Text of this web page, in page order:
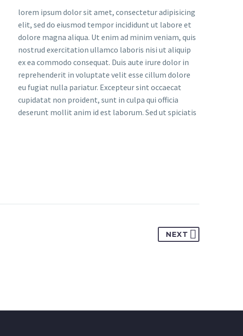
lorem ipsum dolor sit amet, consectetur adipisicing
elit, sed do eiusmod tempor incididunt ut labore et
dolore magna aliqua. Ut enim ad minim veniam, quis
nostrud exercitation ullamco laboris nisi ut aliquip
ex ea commodo consequat. Duis aute irure dolor in
reprehenderit in voluptate velit esse cillum dolore
eu fugiat nulla pariatur. Excepteur sint occaecat
cupidatat non proident, sunt in culpa qui officia
deserunt mollit anim id est laborum. Sed ut spiciatis
NEXT